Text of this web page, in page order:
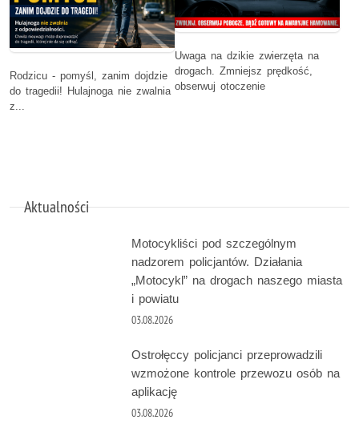
Rodzicu - pomyśl, zanim dojdzie
do tragedii! Hulajnoga nie zwalnia
z...
Uwaga na dzikie zwierzęta na
drogach. Zmniejsz prędkość,
obserwuj otoczenie
Aktualności
Motocykliści pod szczególnym
nadzorem policjantów. Działania
„Motocykl” na drogach naszego miasta
i powiatu
03.08.2026
Ostrołęccy policjanci przeprowadzili
wzmożone kontrole przewozu osób na
aplikację
03.08.2026